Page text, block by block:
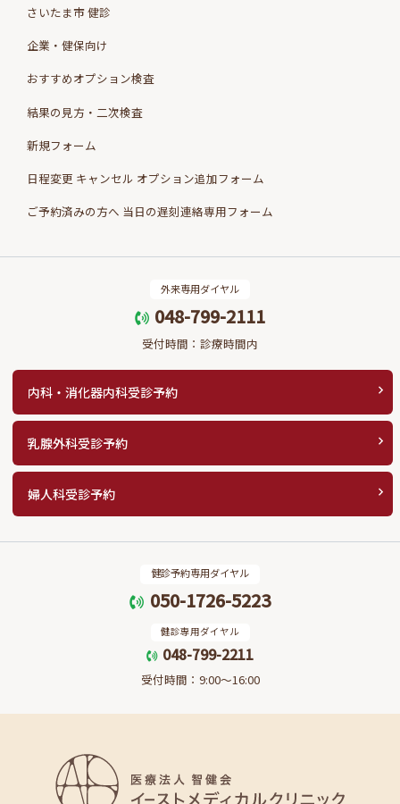
さいたま市 健診
企業・健保向け
おすすめオプション検査
結果の見方・二次検査
新規フォーム
日程変更 キャンセル オプション追加フォーム
ご予約済みの方へ 当日の遅刻連絡専用フォーム
外来専用ダイヤル
048-799-2111
受付時間：診療時間内
内科・消化器内科受診予約
乳腺外科受診予約
婦人科受診予約
健診予約専用ダイヤル
050-1726-5223
健診専用ダイヤル
048-799-2211
受付時間：9:00〜16:00